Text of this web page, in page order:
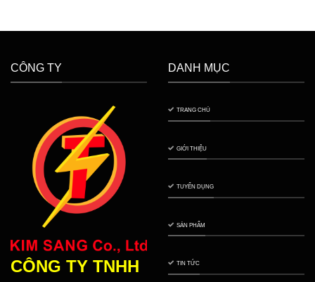
CÔNG TY
CÔNG TY TNHH
DANH MỤC
TRANG CHỦ
GIỚI THIỆU
TUYỂN DỤNG
SẢN PHẨM
TIN TỨC